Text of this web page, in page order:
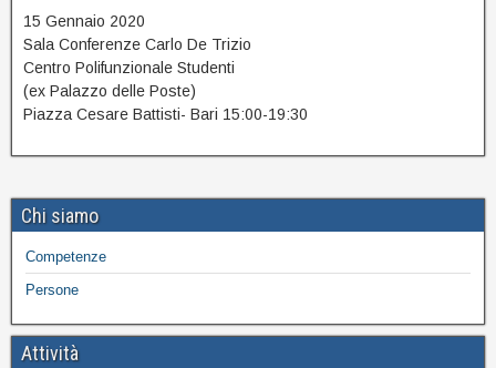
15 Gennaio 2020
Sala Conferenze Carlo De Trizio
Centro Polifunzionale Studenti
(ex Palazzo delle Poste)
Piazza Cesare Battisti- Bari 15:00-19:30
Chi siamo
Competenze
Persone
Attività